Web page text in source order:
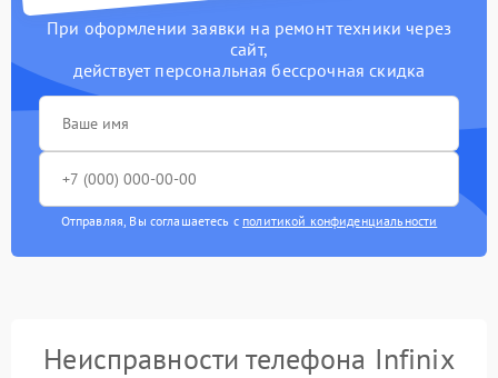
При оформлении заявки на ремонт техники через
сайт,
действует персональная бессрочная скидка
Отправляя, Вы соглашаетесь с политикой конфиденциальности
Неисправности телефона Infinix